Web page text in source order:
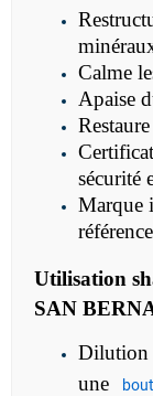
Calme
Apaise
sécurité
Marque
Utilisation
SAN
Dilution
une